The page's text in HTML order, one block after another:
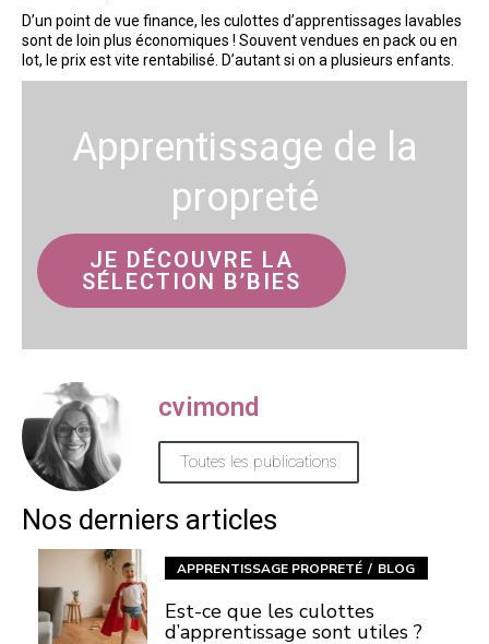
D’un point de vue finance, les culottes d’apprentissages lavables
sont de loin plus économiques ! Souvent vendues en pack ou en
lot, le prix est vite rentabilisé. D’autant si on a plusieurs enfants.
Apprentissage de la
propreté
JE DÉCOUVRE LA
SÉLECTION B’BIES
cvimond
Toutes les publications
Nos derniers articles
APPRENTISSAGE PROPRETÉ BLOG
Est-ce que les culottes
d’apprentissage sont utiles ?